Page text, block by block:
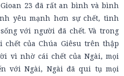
23 đã rất an bình và bình
yêu mạnh hơn sự chết, tình
với người đã chết. Và trong
của Chúa Giêsu trên thập
vì nhờ cái chết của Ngài, mọi
với Ngài, Ngài đã qui tụ mọi